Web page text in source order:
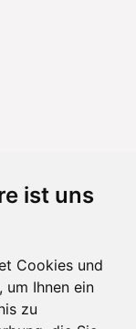
ist uns
Cookies und
um Ihnen ein
zu